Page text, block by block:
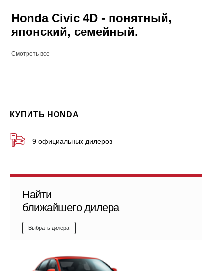
Honda Civic 4D - понятный,
японский, семейный.
Смотреть все
КУПИТЬ HONDA
9 официальных дилеров
Найти
ближайшего дилера
Выбрать дилера